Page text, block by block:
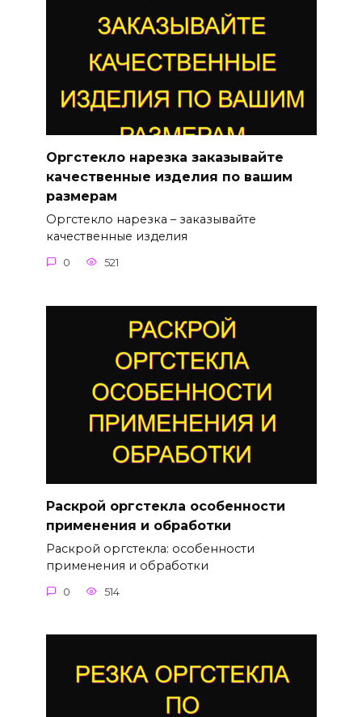
Оргстекло нарезка заказывайте
качественные изделия по вашим
размерам
Оргстекло нарезка – заказывайте
качественные изделия
0 521
Раскрой оргстекла особенности
применения и обработки
Раскрой оргстекла: особенности
применения и обработки
0 514